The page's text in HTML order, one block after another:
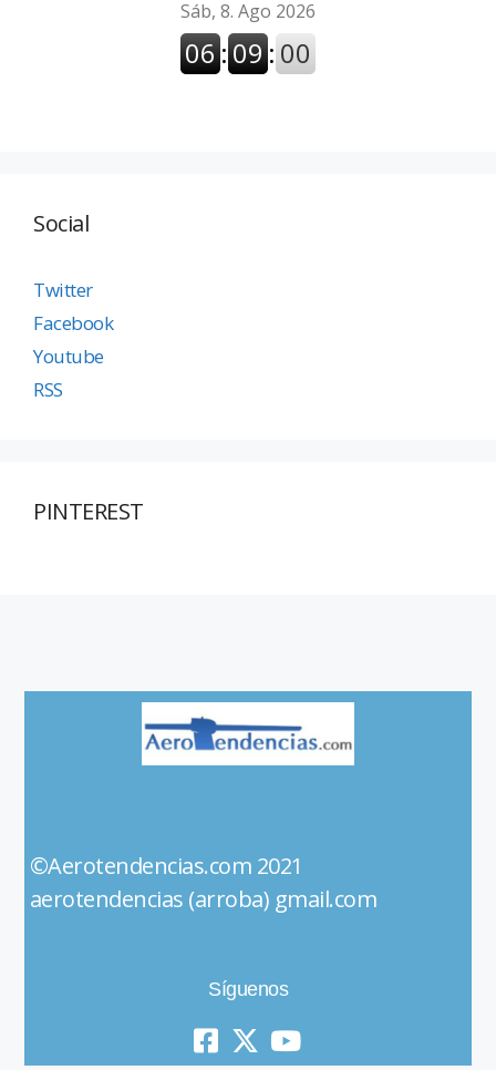
Social
Twitter
Facebook
Youtube
RSS
PINTEREST
©Aerotendencias.com 2021
aerotendencias (arroba) gmail.com
Síguenos